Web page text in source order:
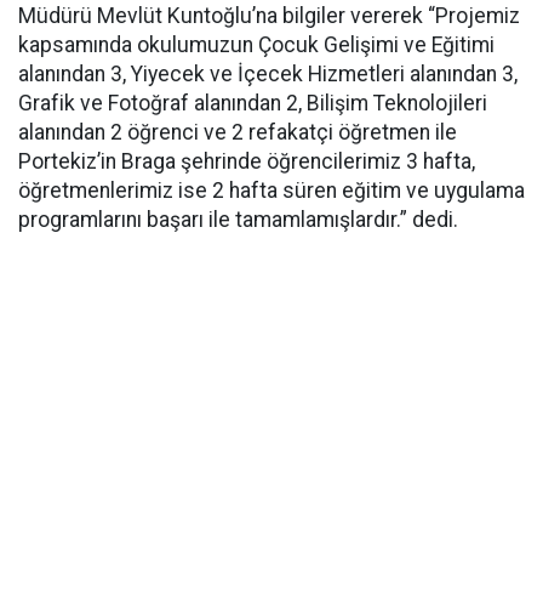
Müdürü Mevlüt Kuntoğlu’na bilgiler vererek “Projemiz
kapsamında okulumuzun Çocuk Gelişimi ve Eğitimi
alanından 3, Yiyecek ve İçecek Hizmetleri alanından 3,
Grafik ve Fotoğraf alanından 2, Bilişim Teknolojileri
alanından 2 öğrenci ve 2 refakatçi öğretmen ile
Portekiz’in Braga şehrinde öğrencilerimiz 3 hafta,
öğretmenlerimiz ise 2 hafta süren eğitim ve uygulama
programlarını başarı ile tamamlamışlardır.” dedi.